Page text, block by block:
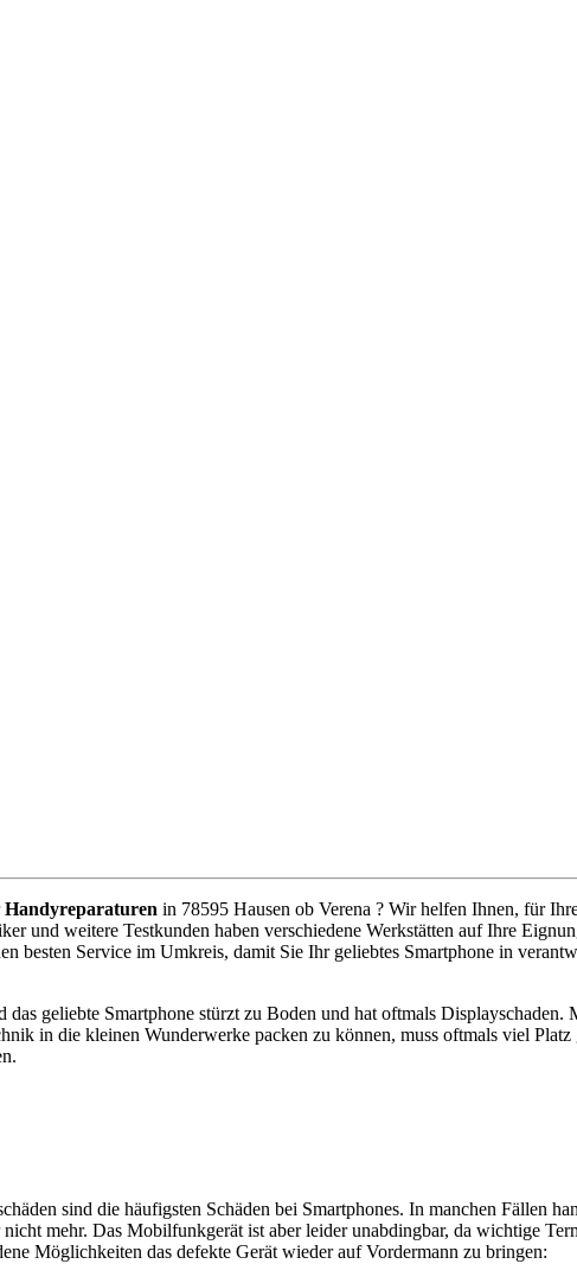
Handyreparaturen in 78595 Hausen ob Verena ? Wir helfen Ihnen, für
und weitere Testkunden haben verschiedene Werkstätten auf Ihre
besten Service im Umkreis, damit Sie Ihr geliebtes Smartphone in
geliebte Smartphone stürzt zu Boden und hat oftmals
in die kleinen Wunderwerke packen zu können, muss oftmals viel
sind die häufigsten Schäden bei Smartphones. In manchen Fällen
mehr. Das Mobilfunkgerät ist aber leider unabdingbar, da wichtige
Möglichkeiten das defekte Gerät wieder auf Vordermann zu bringen: